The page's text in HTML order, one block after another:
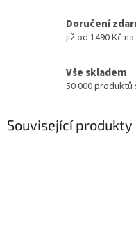
Doručení
již od 1490 Kč
Vše skladem
50 000
Související produkty